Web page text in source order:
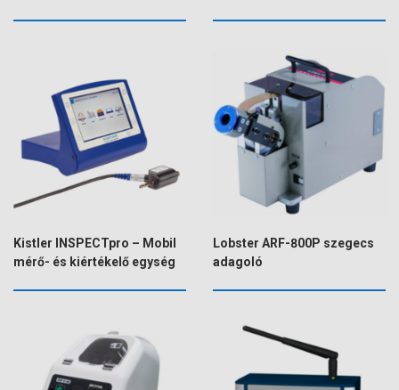
Kistler INSPECTpro – Mobil
mérő- és kiértékelő egység
Lobster ARF-800P szegecs
adagoló